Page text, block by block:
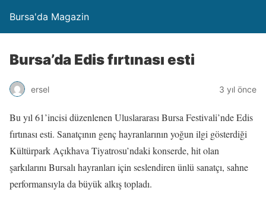
Bursa'da Magazin
Bursa’da Edis fırtınası esti
ersel 3 yıl önce
Bu yıl 61’incisi düzenlenen Uluslararası Bursa Festivali’nde Edis
fırtınası esti. Sanatçının genç hayranlarının yoğun ilgi gösterdiği
Kültürpark Açıkhava Tiyatrosu’ndaki konserde, hit olan
şarkılarını Bursalı hayranları için seslendiren ünlü sanatçı, sahne
performansıyla da büyük alkış topladı.